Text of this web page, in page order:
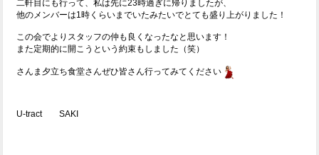
二軒目にも行って、私は先に23時過ぎに帰りましたが、
他のメンバーは1時くらいまでいたみたいでとても盛り上がりました！
この会でよりスタッフの仲も良くなったなと思います！
また定期的に開こうという約束もしました（笑）
さんま夕立ち食堂さんぜひ皆さん行ってみてください
U-tract SAKI